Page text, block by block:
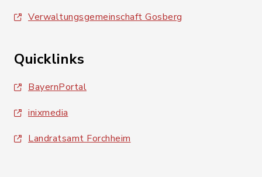
Verwaltungsgemeinschaft Gosberg
Quicklinks
BayernPortal
inixmedia
Landratsamt Forchheim